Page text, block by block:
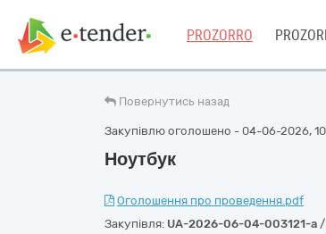
PROZORRO
Повернутись назад
Закупівлю оголошено - 04-06-2026,
Ноутбук
Оголошення про проведення.pdf
Закупівля: UA-2026-06-04-003121-a /